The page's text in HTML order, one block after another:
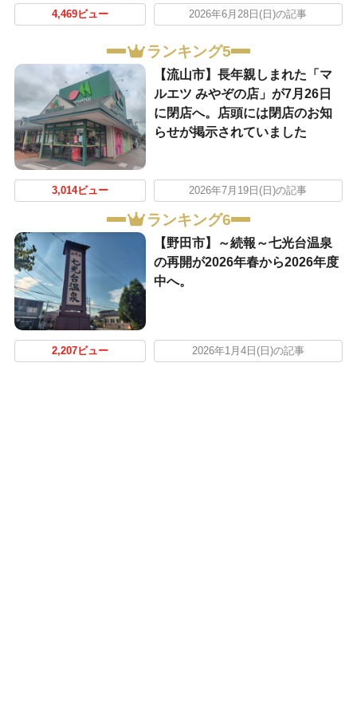
4,469ビュー 2026年6月28日(日)の記事
ランキング5
【流山市】長年親しまれた「マ
ルエツ みやぞの店」が7月26日
に閉店へ。店頭には閉店のお知
らせが掲示されていました
3,014ビュー 2026年7月19日(日)の記事
ランキング6
【野田市】～続報～七光台温泉
の再開が2026年春から2026年度
中へ。
2,207ビュー 2026年1月4日(日)の記事